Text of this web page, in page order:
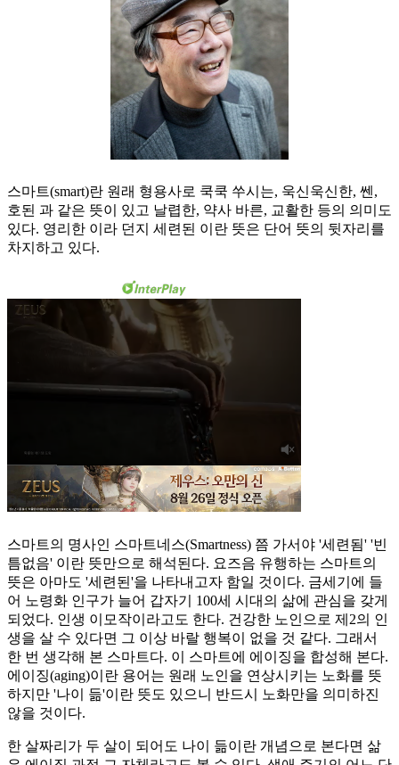
스마트(smart)란 원래 형용사로 쿡쿡 쑤시는, 욱신욱신한, 쎈,
호된 과 같은 뜻이 있고 날렵한, 약사 바른, 교활한 등의 의미도
있다. 영리한 이라 던지 세련된 이란 뜻은 단어 뜻의 뒷자리를
차지하고 있다.
스마트의 명사인 스마트네스(Smartness) 쯤 가서야 '세련됨' '빈
틈없음' 이란 뜻만으로 해석된다. 요즈음 유행하는 스마트의
뜻은 아마도 '세련된'을 나타내고자 함일 것이다. 금세기에 들
어 노령화 인구가 늘어 갑자기 100세 시대의 삶에 관심을 갖게
되었다. 인생 이모작이라고도 한다. 건강한 노인으로 제2의 인
생을 살 수 있다면 그 이상 바랄 행복이 없을 것 같다. 그래서
한 번 생각해 본 스마트다. 이 스마트에 에이징을 합성해 본다.
에이징(aging)이란 용어는 원래 노인을 연상시키는 노화를 뜻
하지만 '나이 듦'이란 뜻도 있으니 반드시 노화만을 의미하진
않을 것이다.
한 살짜리가 두 살이 되어도 나이 듦이란 개념으로 본다면 삶